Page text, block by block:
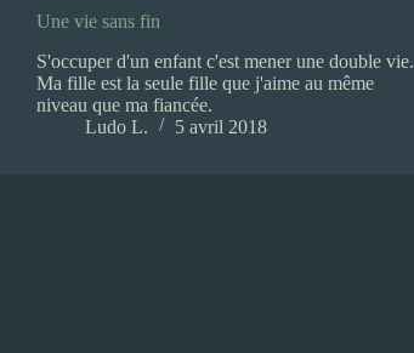
Une vie sans fin
S'occuper d'un enfant c'est mener une double vie.
Ma fille est la seule fille que j'aime au même
niveau que ma fiancée.
Ludo L.
5 avril 2018